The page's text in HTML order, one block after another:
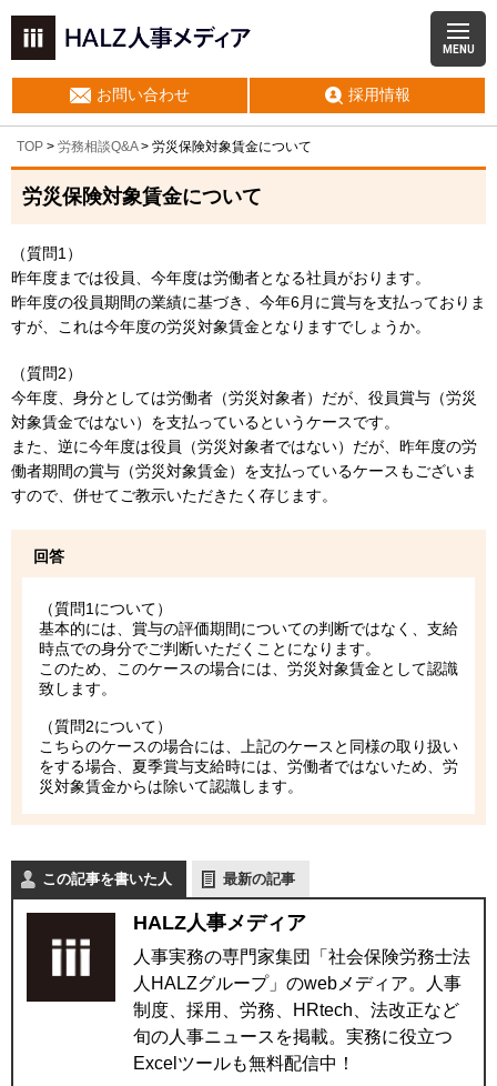
MENU
お問い合わせ 採用情報
TOP > 労務相談Q&A> 労災保険対象賃金について
労災保険対象賃金について
（質問1）
昨年度までは役員、今年度は労働者となる社員がおります。
昨年度の役員期間の業績に基づき、今年6月に賞与を支払っておりま
すが、これは今年度の労災対象賃金となりますでしょうか。
（質問2）
今年度、身分としては労働者（労災対象者）だが、役員賞与（労災
対象賃金ではない）を支払っているというケースです。
また、逆に今年度は役員（労災対象者ではない）だが、昨年度の労
働者期間の賞与（労災対象賃金）を支払っているケースもございま
すので、併せてご教示いただきたく存じます。
回答
（質問1について）
基本的には、賞与の評価期間についての判断ではなく、支給
時点での身分でご判断いただくことになります。
このため、このケースの場合には、労災対象賃金として認識
致します。
（質問2について）
こちらのケースの場合には、上記のケースと同様の取り扱い
をする場合、夏季賞与支給時には、労働者ではないため、労
災対象賃金からは除いて認識します。
この記事を書いた人 最新の記事
HALZ人事メディア
人事実務の専門家集団「社会保険労務士法
人HALZグループ」のwebメディア。人事
制度、採用、労務、HRtech、法改正など
旬の人事ニュースを掲載。実務に役立つ
Excelツールも無料配信中！